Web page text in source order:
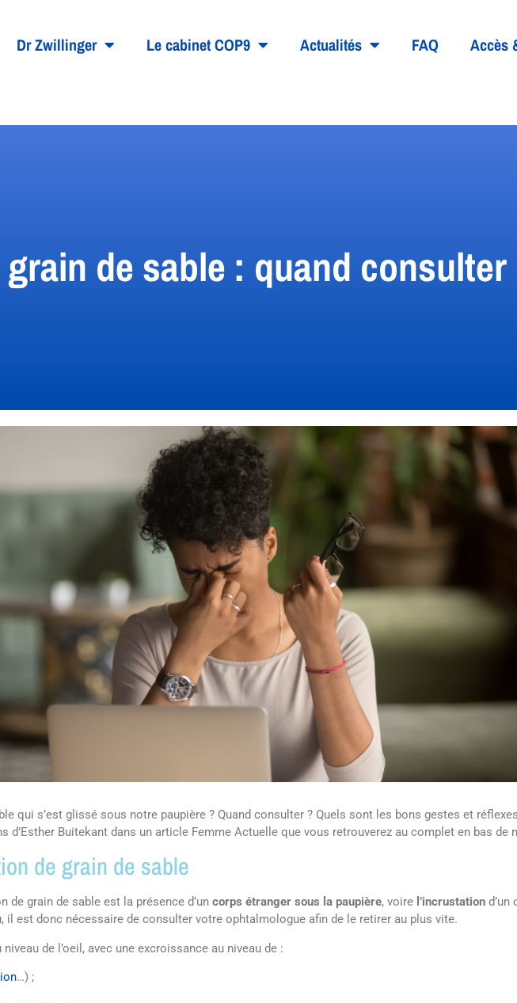
Dr Zwillinger Le cabinet COP9 Actualités FAQ Accès
de sable : quand consulter
qui s’est glissé sous notre paupière ? Quand consulter ? Quels sont les bons gestes et
d’Esther Buitekant dans un article Femme Actuelle que vous retrouverez au complet en bas de
de grain de sable
de grain de sable est la présence d’un corps étranger sous la paupière, voire l’incrustation d’un
il est donc nécessaire de consulter votre ophtalmologue afin de le retirer au plus vite.
niveau de l’oeil, avec une excroissance au niveau de :
…) ;